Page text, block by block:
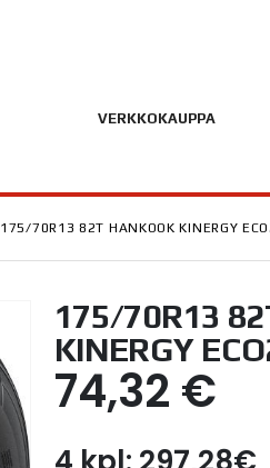
VERKKOKAUPPA
175/70R13 82T HANKOOK KINERGY
175/70R13
KINERGY
74,32 €